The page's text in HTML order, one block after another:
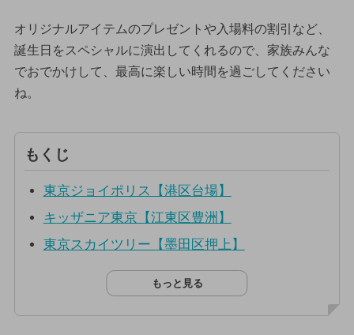
オリジナルアイテムのプレゼントや入場料の割引など、
誕生日をスペシャルに演出してくれるので、家族みんな
でおでかけして、最高に楽しい時間を過ごしてください
ね。
もくじ
東京ジョイポリス【港区台場】
キッザニア東京【江東区豊洲】
東京スカイツリー【墨田区押上】
もっと見る